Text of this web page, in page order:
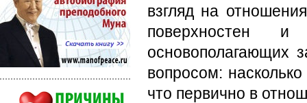
взгляд на
поверхностен
основополагающих
вопросом:
что первично в